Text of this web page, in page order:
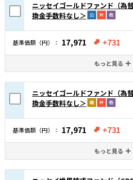
ニッセイゴールドファンド（為
換金手数料なし＞
基準価額（円） 17,971 +731
もっと見る
ニッセイゴールドファンド（為
換金手数料なし＞
基準価額（円） 17,971 +731
もっと見る